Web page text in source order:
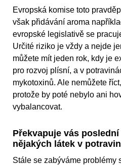
Evropská komise toto
však přidávání aroma
evropské legislativě se
Určité riziko je vždy a nejde
můžete mít jeden rok, kdy je
pro rozvoj plísní, a v
mykotoxinů. Ale nemůžete
protože by poté nebylo ani
vybalancovat.
Překvapuje vás
nějakých látek v
Stále se zabýváme problémy